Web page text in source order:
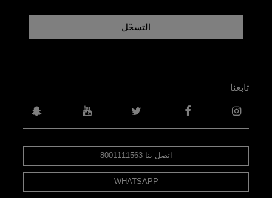
التسجّل
اتصل بنا 8001111563
WHATSAPP
تابعنا